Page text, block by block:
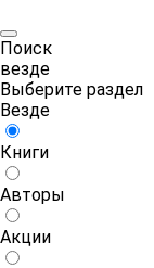
Поиск
везде
Выберите раздел
Везде
Книги
Авторы
Акции